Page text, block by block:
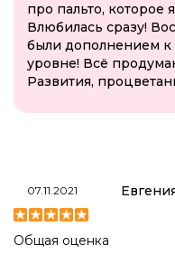
про пальто, которое
Влюбилась сразу!
были дополнением
уровне! Всё
Развития,
07.11.2021
Общая оценка